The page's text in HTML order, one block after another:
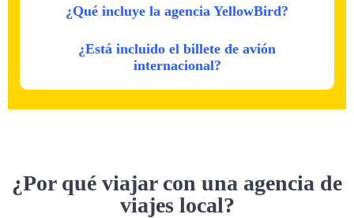
¿Qué incluye la agencia YellowBird?
¿Está incluido el billete de avión
internacional?
¿Por qué viajar con una agencia de
viajes local?